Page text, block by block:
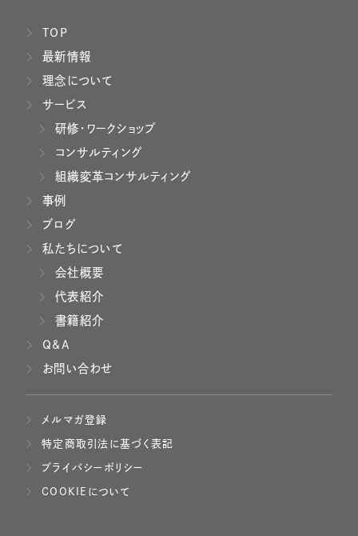
TOP
最新情報
理念について
サービス
研修・ワークショップ
コンサルティング
組織変革コンサルティング
事例
ブログ
私たちについて
会社概要
代表紹介
書籍紹介
Q&A
お問い合わせ
メルマガ登録
特定商取引法に基づく表記
プライバシーポリシー
COOKIEについて